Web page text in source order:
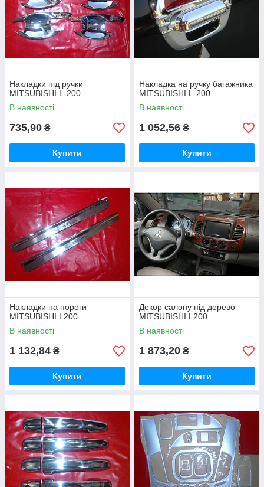
Накладки під ручки
MITSUBISHI L-200
В наявності
735,90 ₴
Купити
Накладка на ручку багажника
MITSUBISHI L-200
В наявності
1 052,56 ₴
Купити
Накладки на пороги
MITSUBISHI L200
В наявності
1 132,84 ₴
Купити
Декор салону під дерево
MITSUBISHI L200
В наявності
1 873,20 ₴
Купити